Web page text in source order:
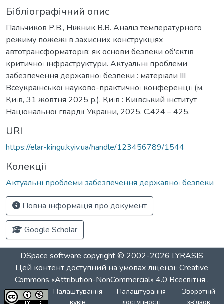
Бібліографічний опис
Пальчиков Р.В., Ніжник В.В. Аналіз температурного
режиму пожежі в захисних конструкціях
автотрансформаторів: як основи безпеки об'єктів
критичної інфраструктури. Актуальні проблеми
забезпечення державної безпеки : матеріали ІІІ
Всеукраїнської науково-практичної конференції (м.
Київ, 31 жовтня 2025 р.). Київ : Київський інститут
Національної гвардії України, 2025. С.424 – 425.
URI
https://elar-kingu.kyiv.ua/handle/123456789/1544
Колекції
Актуальні проблеми забезпечення державної безпеки
Повна інформація про документ
Google Scholar
DSpace software copyright © 2002-2026 LYRASIS
Цей контент доступний на умовах ліцензіїCreative
Commons «Attribution-NonCommercial» 4.0 Всесвітня .
Налаштування
Налаштування
Зворотній